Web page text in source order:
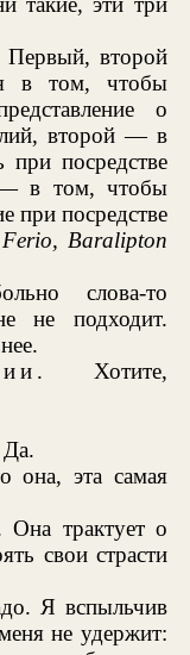
Первый, второй
в том, чтобы
о
второй — в
посредстве
— в том, чтобы
при посредстве
Baralipton
слова-то
не подходит.
. Хотите,
Да.
она, эта самая
Она трактует о
свои страсти
Я вспыльчив
не удержит: